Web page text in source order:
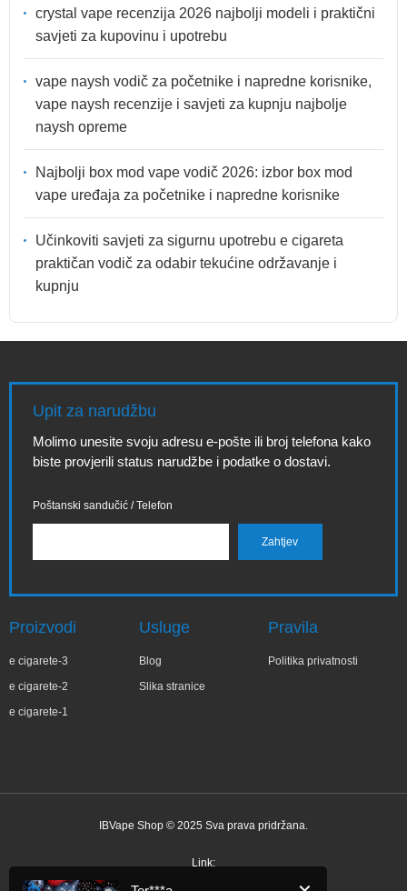
crystal vape recenzija 2026 najbolji modeli i praktični
savjeti za kupovinu i upotrebu
vape naysh vodič za početnike i napredne korisnike,
vape naysh recenzije i savjeti za kupnju najbolje
naysh opreme
Najbolji box mod vape vodič 2026: izbor box mod
vape uređaja za početnike i napredne korisnike
Učinkoviti savjeti za sigurnu upotrebu e cigareta
praktičan vodič za odabir tekućine održavanje i
kupnju
Upit za narudžbu
Molimo unesite svoju adresu e-pošte ili broj telefona kako
biste provjerili status narudžbe i podatke o dostavi.
Poštanski sandučić / Telefon
Proizvodi
e cigarete-3
e cigarete-2
e cigarete-1
Usluge
Blog
Slika stranice
Pravila
Politika privatnosti
IBVape Shop © 2025 Sva prava pridržana.
Link:
✕
Ter***a